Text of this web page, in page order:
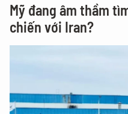
Mỹ đang âm thầm
chiến với Iran?